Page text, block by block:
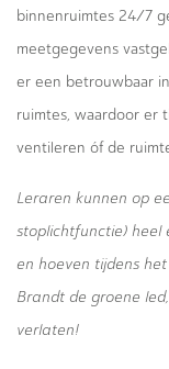
binnenruimtes 24/7
meetgegevens
er een betrouwbaar
ruimtes, waardoor er
ventileren óf de
Leraren kunnen op
stoplichtfunctie) heel
en hoeven tijdens
Brandt de groene
verlaten!